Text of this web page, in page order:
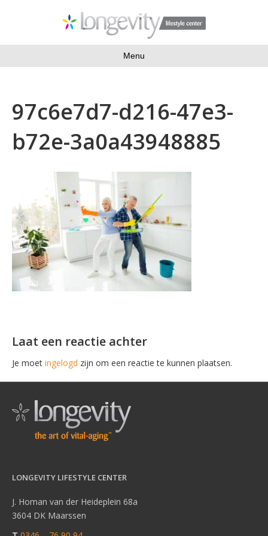
Menu
97c6e7d7-d216-47e3-
b72e-3a0a43948885
Laat een reactie achter
Je moet ingelogd zijn om een reactie te kunnen plaatsen.
LONGEVITY LIFESTYLE CENTER
J. Homan van der Heideplein 68a
3604 DK Maarssen